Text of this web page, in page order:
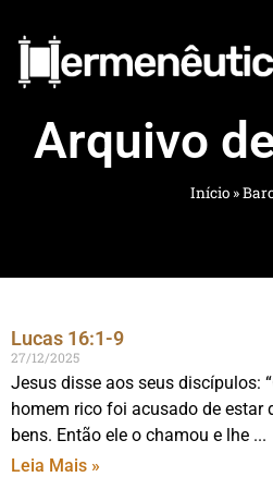
Arquivo
Início »
Lucas 16:1-9
27/12/2025
Jesus disse aos seus discípulos:
homem rico foi acusado de estar
bens. Então ele o chamou e lhe
Leia Mais »